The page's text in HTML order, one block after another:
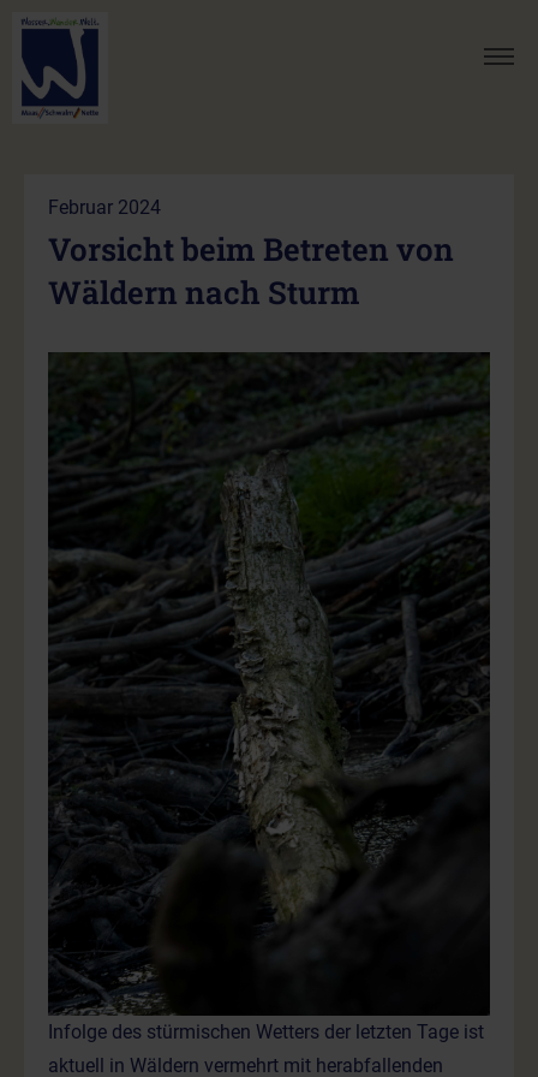
Februar 2024
Vorsicht beim Betreten von
Wäldern nach Sturm
Infolge des stürmischen Wetters der letzten Tage ist
aktuell in Wäldern vermehrt mit herabfallenden